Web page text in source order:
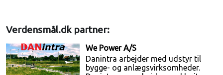
Verdensmål.dk partner:
We Power A/S
Danintra arbejder med udstyr til
bygge- og anlægsvirksomheder.